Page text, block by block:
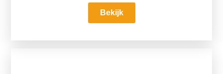
Bekijk